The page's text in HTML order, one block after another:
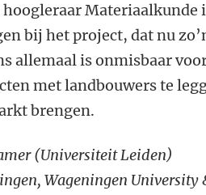
Materiaalkunde
bij het project, dat nu
allemaal is onmisbaar
met landbouwers te
brengen.
(Universiteit Leiden)
Wageningen University